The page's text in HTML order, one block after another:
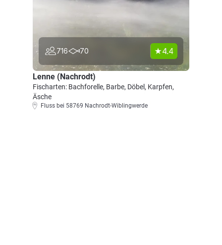
716 70 4.4
Lenne (Nachrodt)
Fischarten: Bachforelle, Barbe, Döbel, Karpfen,
Äsche
Fluss bei 58769 Nachrodt-Wiblingwerde